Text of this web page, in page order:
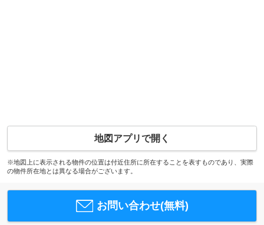
地図アプリで開く
※地図上に表示される物件の位置は付近住所に所在することを表すものであり、実際
の物件所在地とは異なる場合がございます。
お問い合わせ(無料)